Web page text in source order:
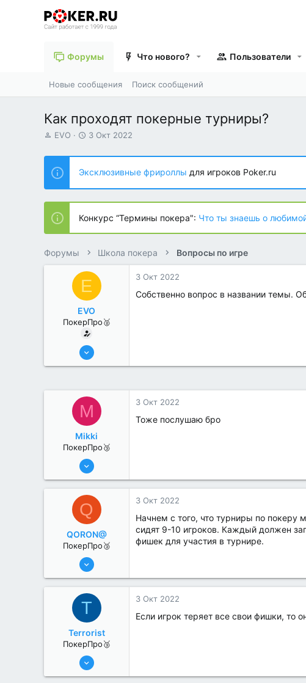
Форумы Что нового? Пользователи
Новые сообщения Поиск сообщений
Как проходят покерные турниры?
А
т
о
р
т
е
м
ы
EVO
Д
т
н
а
ч
л
а
3 Окт 2022
Эксклюзивные фрироллы для игроков Poker.ru
Конкурс “Термины покера": Что ты знаешь о
Форумы Школа покера Вопросы по игре
E
EVO
ПокерПро🥈
25 Июл 2022
3 Окт 2022
Собственно вопрос в названии темы.
M
Mikki
ПокерПро🥉
25 Июл 2022
0
3 Окт 2022
Тоже послушаю бро
Q
QORON@
ПокерПро🥉
25 Июл 2022
0
3 Окт 2022
Начнем с того, что турниры по покеру
сидят 9-10 игроков. Каждый должен
фишек для участия в турнире.
T
Terrorist
ПокерПро🥉
25 Июл 2022
3 Окт 2022
Если игрок теряет все свои фишки, то